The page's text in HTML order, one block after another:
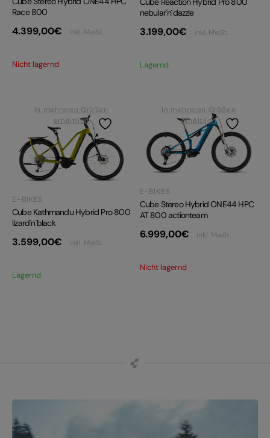
Race 800
4.399,00€ inkl. MwSt.
Nicht lagernd
nebular´n´dazzle
3.199,00€ inkl. MwSt.
Lagernd
In mehreren Größen
erhältlich
E-BIKES
Cube Kathmandu Hybrid Pro 800
lizard´n´black
3.599,00€ inkl. MwSt.
Lagernd
In mehreren Größen
erhältlich
E-BIKES
Cube Stereo Hybrid ONE44 HPC
AT 800 actionteam
6.999,00€ inkl. MwSt.
Nicht lagernd